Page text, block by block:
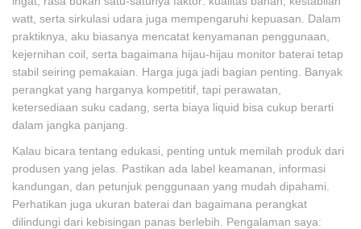
watt, serta sirkulasi udara juga mempengaruhi kepuasan. Dalam
praktiknya, aku biasanya mencatat kenyamanan penggunaan,
kejernihan coil, serta bagaimana hijau-hijau monitor baterai tetap
stabil seiring pemakaian. Harga juga jadi bagian penting. Banyak
perangkat yang harganya kompetitif, tapi perawatan,
ketersediaan suku cadang, serta biaya liquid bisa cukup berarti
dalam jangka panjang.
Kalau bicara tentang edukasi, penting untuk memilah produk dari
produsen yang jelas. Pastikan ada label keamanan, informasi
kandungan, dan petunjuk penggunaan yang mudah dipahami.
Perhatikan juga ukuran baterai dan bagaimana perangkat
dilindungi dari kebisingan panas berlebih. Pengalaman saya: